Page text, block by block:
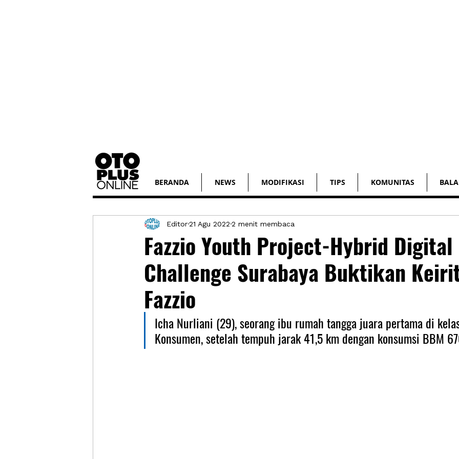
BERANDA NEWS MODIFIKASI TIPS KOMUNITAS
Fazzio Youth Project-Hybrid Digital
Challenge Surabaya Buktikan
Fazzio
Editor21 Agu 2022 2 menit membaca
Icha Nurliani (29), seorang ibu rumah tangga juara pertama di
Konsumen, setelah tempuh jarak 41,5 km dengan konsumsi BBM